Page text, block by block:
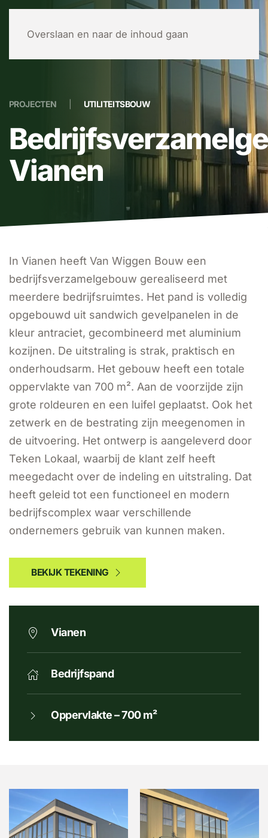
Overslaan en naar de inhoud gaan
PROJECTEN UTILITEITSBOUW
Vianen
In Vianen heeft Van Wiggen Bouw een
bedrijfsverzamelgebouw gerealiseerd met
meerdere bedrijfsruimtes. Het pand is volledig
opgebouwd uit sandwich gevelpanelen in de
kleur antraciet, gecombineerd met aluminium
kozijnen. De uitstraling is strak, praktisch en
onderhoudsarm. Het gebouw heeft een totale
oppervlakte van 700 m². Aan de voorzijde zijn
grote roldeuren en een luifel geplaatst. Ook het
zetwerk en de bestrating zijn meegenomen in
de uitvoering. Het ontwerp is aangeleverd door
Teken Lokaal, waarbij de klant zelf heeft
meegedacht over de indeling en uitstraling. Dat
heeft geleid tot een functioneel en modern
bedrijfscomplex waar verschillende
ondernemers gebruik van kunnen maken.
BEKIJK TEKENING
Vianen
Bedrijfspand
Oppervlakte – 700 m²